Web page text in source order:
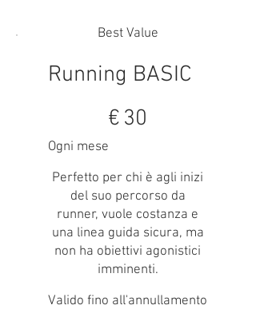
Best Value
Running BASIC
€ 30
Ogni mese
Perfetto per chi è agli inizi
del suo percorso da
runner, vuole costanza e
una linea guida sicura, ma
non ha obiettivi agonistici
imminenti.
Valido fino all'annullamento